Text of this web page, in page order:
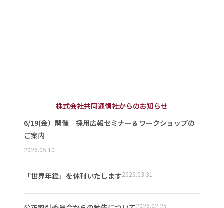
株式会社共同通信社からのお知らせ
6/19(金）開催 採用広報セミナー＆ワークショップの
ご案内
2026.05.10
「世界年鑑」を休刊いたします2026.03.31
2026.02.25